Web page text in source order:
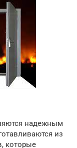
надежным
из
которые